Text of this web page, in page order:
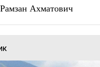
Ахматович